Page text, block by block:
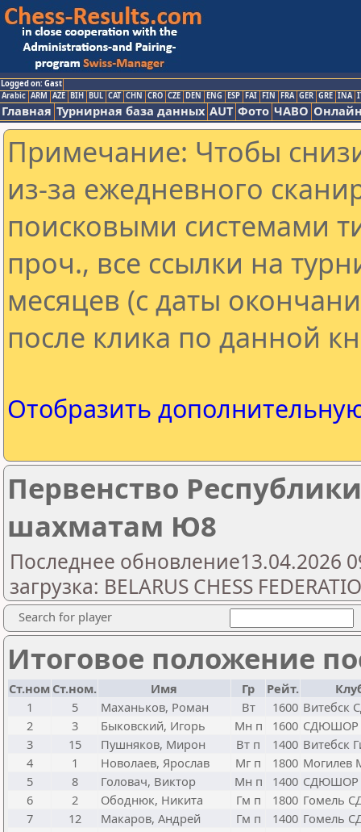
Logged on: Gast
Arabic ARM AZE BIH BUL CAT CHN CRO CZE DEN ENG ESP FAI FIN FRA GER GRE INA
Главная Турнирная база данных AUT Фото ЧАВО
Примечание: Чтобы
из-за ежедневного
поисковыми системами
проч., все ссылки на
месяцев (с даты
после клика по данной
Отобразить
Первенство
шахматам Ю8
Последнее обновление13.04.2026
загрузка: BELARUS CHESS
Search for player
Итоговое положение
Ст.ном Ст.ном. Имя Гр Рейт.
1
5 Маханьков, Роман Вт 1600
2
3 Быковский, Игорь Мн п 1600 СДЮШОР
3
15 Пушняков, Мирон Вт п 1400 Витебск
4
1 Новолаев, Ярослав Мг п 1800
5
8 Головач, Виктор Мн п 1400 СДЮШОР
6
2 Ободнюк, Никита Гм п 1800 Гомель
7
12 Макаров, Андрей Гм п 1400 Гомель